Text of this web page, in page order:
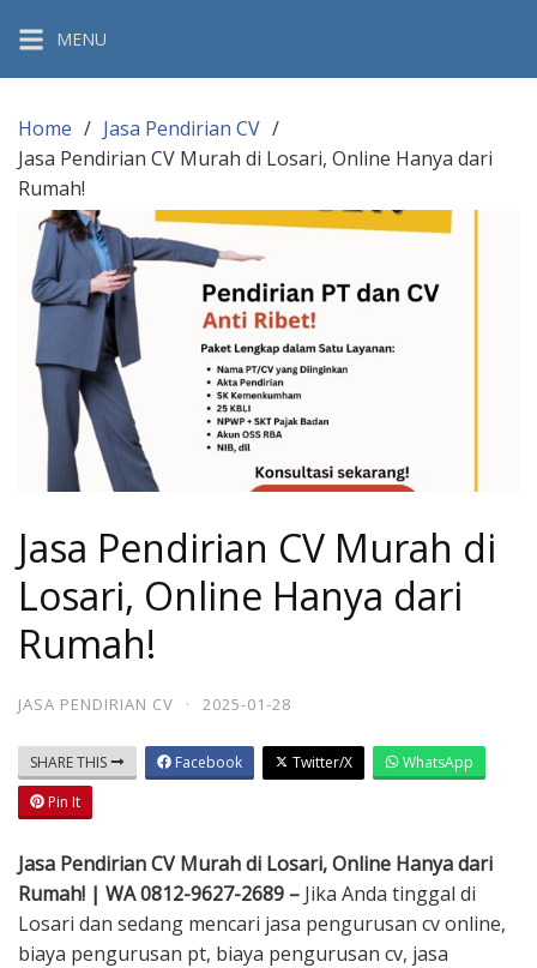
content
MENU
Home
Jasa Pendirian CV
Jasa Pendirian CV Murah di Losari, Online Hanya dari
Rumah!
Jasa Pendirian CV Murah di
Losari, Online Hanya dari
Rumah!
JASA PENDIRIAN CV · 2025-01-28
SHARE THIS Facebook Twitter/X
WhatsApp
Pin It
Jasa Pendirian CV Murah di Losari, Online Hanya dari
Rumah! | WA 0812-9627-2689 – Jika Anda tinggal di
Losari dan sedang mencari jasa pengurusan cv online,
biaya pengurusan pt, biaya pengurusan cv, jasa